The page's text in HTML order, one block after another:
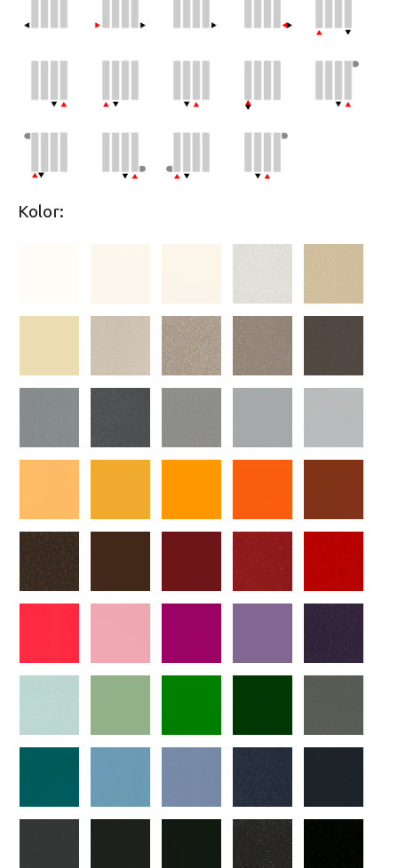
Kolor: